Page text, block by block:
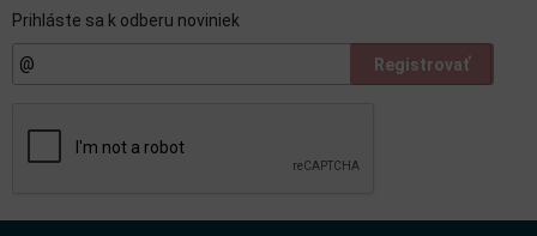
Prihláste sa k odberu noviniek
Registrovať